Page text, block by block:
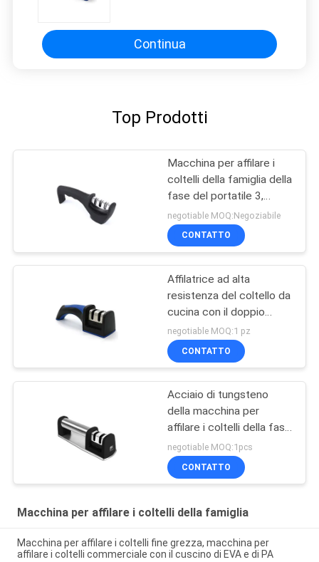
Continua
Top Prodotti
Macchina per affilare i
coltelli della famiglia della
fase del portatile 3,
affilatrice tenuta in mano
del carburo di tungsteno
negotiable MOQ:Negoziabile
CONTATTO
Affilatrice ad alta
resistenza del coltello da
cucina con il doppio
sistema premio
regolabile
negotiable MOQ:1 pz
CONTATTO
Acciaio di tungsteno
della macchina per
affilare i coltelli della fase
del manuale 2 e Cermaic
che affilano Rohi
negotiable MOQ:1pcs
CONTATTO
Macchina per affilare i coltelli della famiglia
Macchina per affilare i coltelli fine grezza, macchina per
affilare i coltelli commerciale con il cuscino di EVA e di PA